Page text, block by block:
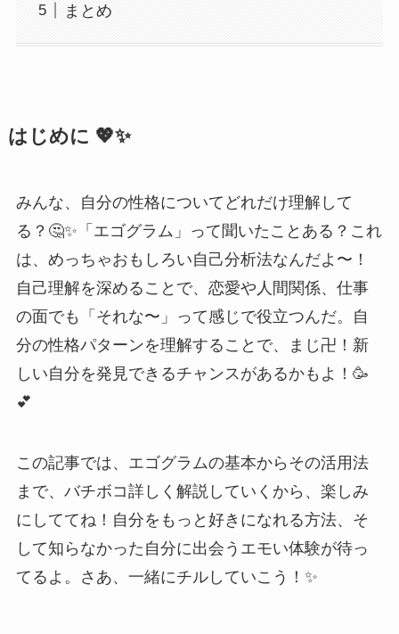
まとめ
はじめに 💖✨
みんな、自分の性格についてどれだけ理解して
る？🤔✨「エゴグラム」って聞いたことある？これ
は、めっちゃおもしろい自己分析法なんだよ〜！
自己理解を深めることで、恋愛や人間関係、仕事
の面でも「それな〜」って感じで役立つんだ。自
分の性格パターンを理解することで、まじ卍！新
しい自分を発見できるチャンスがあるかもよ！🥳
💕
この記事では、エゴグラムの基本からその活用法
まで、バチボコ詳しく解説していくから、楽しみ
にしててね！自分をもっと好きになれる方法、そ
して知らなかった自分に出会うエモい体験が待っ
てるよ。さあ、一緒にチルしていこう！✨